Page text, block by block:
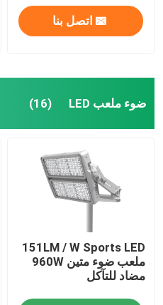
اتصل بنا
ضوء ملعب LED (16)
151LM / W Sports LED
ملعب ضوء متين 960W
مضاد للتآكل